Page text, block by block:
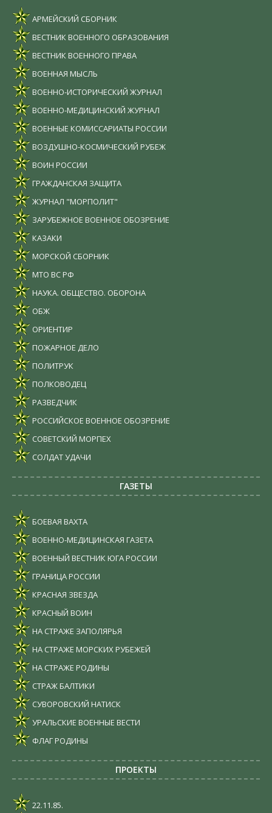
АРМЕЙСКИЙ СБОРНИК
ВЕСТНИК ВОЕННОГО ОБРАЗОВАНИЯ
ВЕСТНИК ВОЕННОГО ПРАВА
ВОЕННАЯ МЫСЛЬ
ВОЕННО-ИСТОРИЧЕСКИЙ ЖУРНАЛ
ВОЕННО-МЕДИЦИНСКИЙ ЖУРНАЛ
ВОЕННЫЕ КОМИССАРИАТЫ РОССИИ
ВОЗДУШНО-КОСМИЧЕСКИЙ РУБЕЖ
ВОИН РОССИИ
ГРАЖДАНСКАЯ ЗАЩИТА
ЖУРНАЛ "МОРПОЛИТ"
ЗАРУБЕЖНОЕ ВОЕННОЕ ОБОЗРЕНИЕ
КАЗАКИ
МОРСКОЙ СБОРНИК
МТО ВС РФ
НАУКА. ОБЩЕСТВО. ОБОРОНА
ОБЖ
ОРИЕНТИР
ПОЖАРНОЕ ДЕЛО
ПОЛИТРУК
ПОЛКОВОДЕЦ
РАЗВЕДЧИК
РОССИЙСКОЕ ВОЕННОЕ ОБОЗРЕНИЕ
СОВЕТСКИЙ МОРПЕХ
СОЛДАТ УДАЧИ
ГАЗЕТЫ
БОЕВАЯ ВАХТА
ВОЕННО-МЕДИЦИНСКАЯ ГАЗЕТА
ВОЕННЫЙ ВЕСТНИК ЮГА РОССИИ
ГРАНИЦА РОССИИ
КРАСНАЯ ЗВЕЗДА
КРАСНЫЙ ВОИН
НА СТРАЖЕ ЗАПОЛЯРЬЯ
НА СТРАЖЕ МОРСКИХ РУБЕЖЕЙ
НА СТРАЖЕ РОДИНЫ
СТРАЖ БАЛТИКИ
СУВОРОВСКИЙ НАТИСК
УРАЛЬСКИЕ ВОЕННЫЕ ВЕСТИ
ФЛАГ РОДИНЫ
ПРОЕКТЫ
22.11.85.